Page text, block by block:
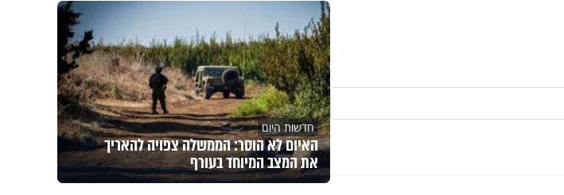
חדשות היום
האיום לא הוסר: הממשלה צפויה להאריך
את המצב המיוחד בעורף